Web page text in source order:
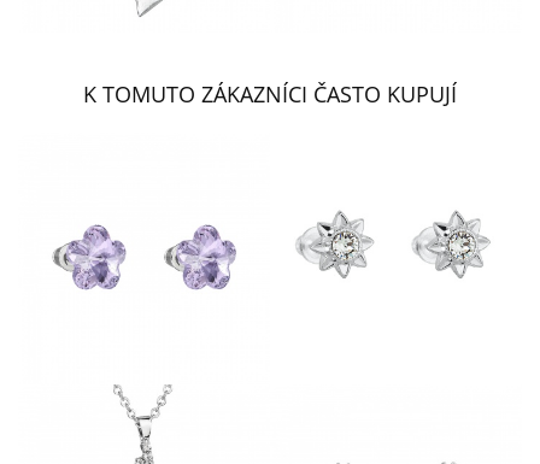
K TOMUTO ZÁKAZNÍCI ČASTO KUPUJÍ